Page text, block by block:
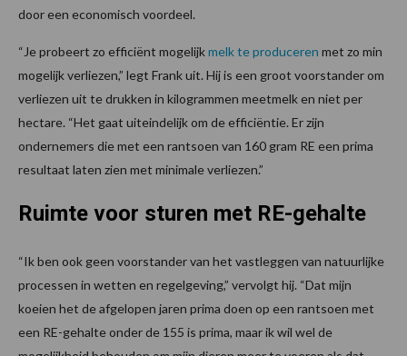
door een economisch voordeel.
“Je probeert zo efficiënt mogelijkmelk te produceren met zo min
mogelijk verliezen,” legt Frank uit. Hij is een groot voorstander om
verliezen uit te drukken in kilogrammen meetmelk en niet per
hectare. “Het gaat uiteindelijk om de efficiëntie. Er zijn
ondernemers die met een rantsoen van 160 gram RE een prima
resultaat laten zien met minimale verliezen.”
Ruimte voor sturen met RE-gehalte
“Ik ben ook geen voorstander van het vastleggen van natuurlijke
processen in wetten en regelgeving,” vervolgt hij. “Dat mijn
koeien het de afgelopen jaren prima doen op een rantsoen met
een RE-gehalte onder de 155 is prima, maar ik wil wel de